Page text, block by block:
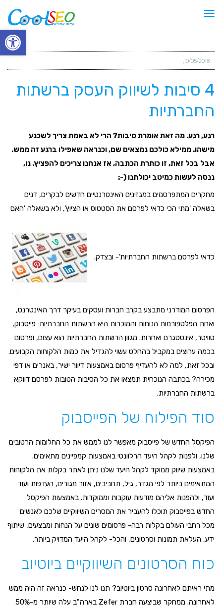
פתח
תפריט
10/05/2018
4 סיבות לשיווק העסק ברשתות
החברתיות
רגע, רגע. מה זאת אומרת סיבות? הרי לא באמת צריך לשכנע
מישהו. ממילא כולכם נמצאים שם, וכנראה שאפילו ברגע זה ממש.
אבל בכל זאת, זו כותרת הכתבה, אז אנחנו צריכים להפציץ. נו,
ננסה לעשות כמיטב יכולתנו (-:
מחקרים המתפרסמים במגזינים האינטרנטיים חדשים לבקרים, דנים
בשאלה 'מתי הכי כדאי לפרסם את הסטטוס או הציוץ', ולא בשאלה 'האם
כדאי לפרסם ברשתות החברתיות'- ובצדק.
הפרסום המודרני מתבצע בקרב חברות ועסקים בעיקר דרך האינטרנט,
ואחת הפלטפורמות הנוחות והמוכרות היא הרשתות החברתיות: פייסבוק,
טוויטר, אינסטגרם ואחרות. מגוון הרשתות החברתיות הוא עצום, ופרסום
בכמה ערוצים במקביל בהחלט עשוי להגדיל את כמות הלקוחות הקבועים.
ובכל זאת, למה לא להעדיף פרסום באמצעות דיוור ישיר, באנרים או דפי
מכירה? בכתבה הנוכחית תמצאו את כל הסיבות הטובות לפרסם דווקא
ברשתות החברתיות.
סוד הפילוח של הפייסבוק
הפיקסל החדש של פייסבוק מאפשר לנו לממש את כל החלומות הרטובים
שלנו, ולפנות לקהל היעד הרלוונטי באמצעות קמפיינים מתאימים.
באמצעות שיווק ממוקד לקהל היעד שלנו ניתן לאתר בקלות את הלקוחות
המתאימים ביותר לפי מגדר, גיל, תחביבים, אזור מגורים, העדפות ועוד
ועוד, ולהפנות אליהם מודעות עוקבות וממוקדות. באמצעות הפיקסל
החדש בפייסבוק תוכלו להעביר את המסרים השיווקיים שלכם לאנשים
מכל רחבי העולם בקלות רבה- פרסומים שונים על הנחות ומבצעים, שיתוף
ידע, העלאת תמונות וסרטונים, והכל- לקהל היעד המדויק ביותר.
כוח הסרטונים השיווקיים ביוטיוב
מתי ראיתם לאחרונה סרטון ביוטיוב? תנו לנו לנחש- כנראה זה היה ממש
לאחרונה. ממחקר שביצעה חברת Zefer בארה"ב עלה שיותר מ-50%